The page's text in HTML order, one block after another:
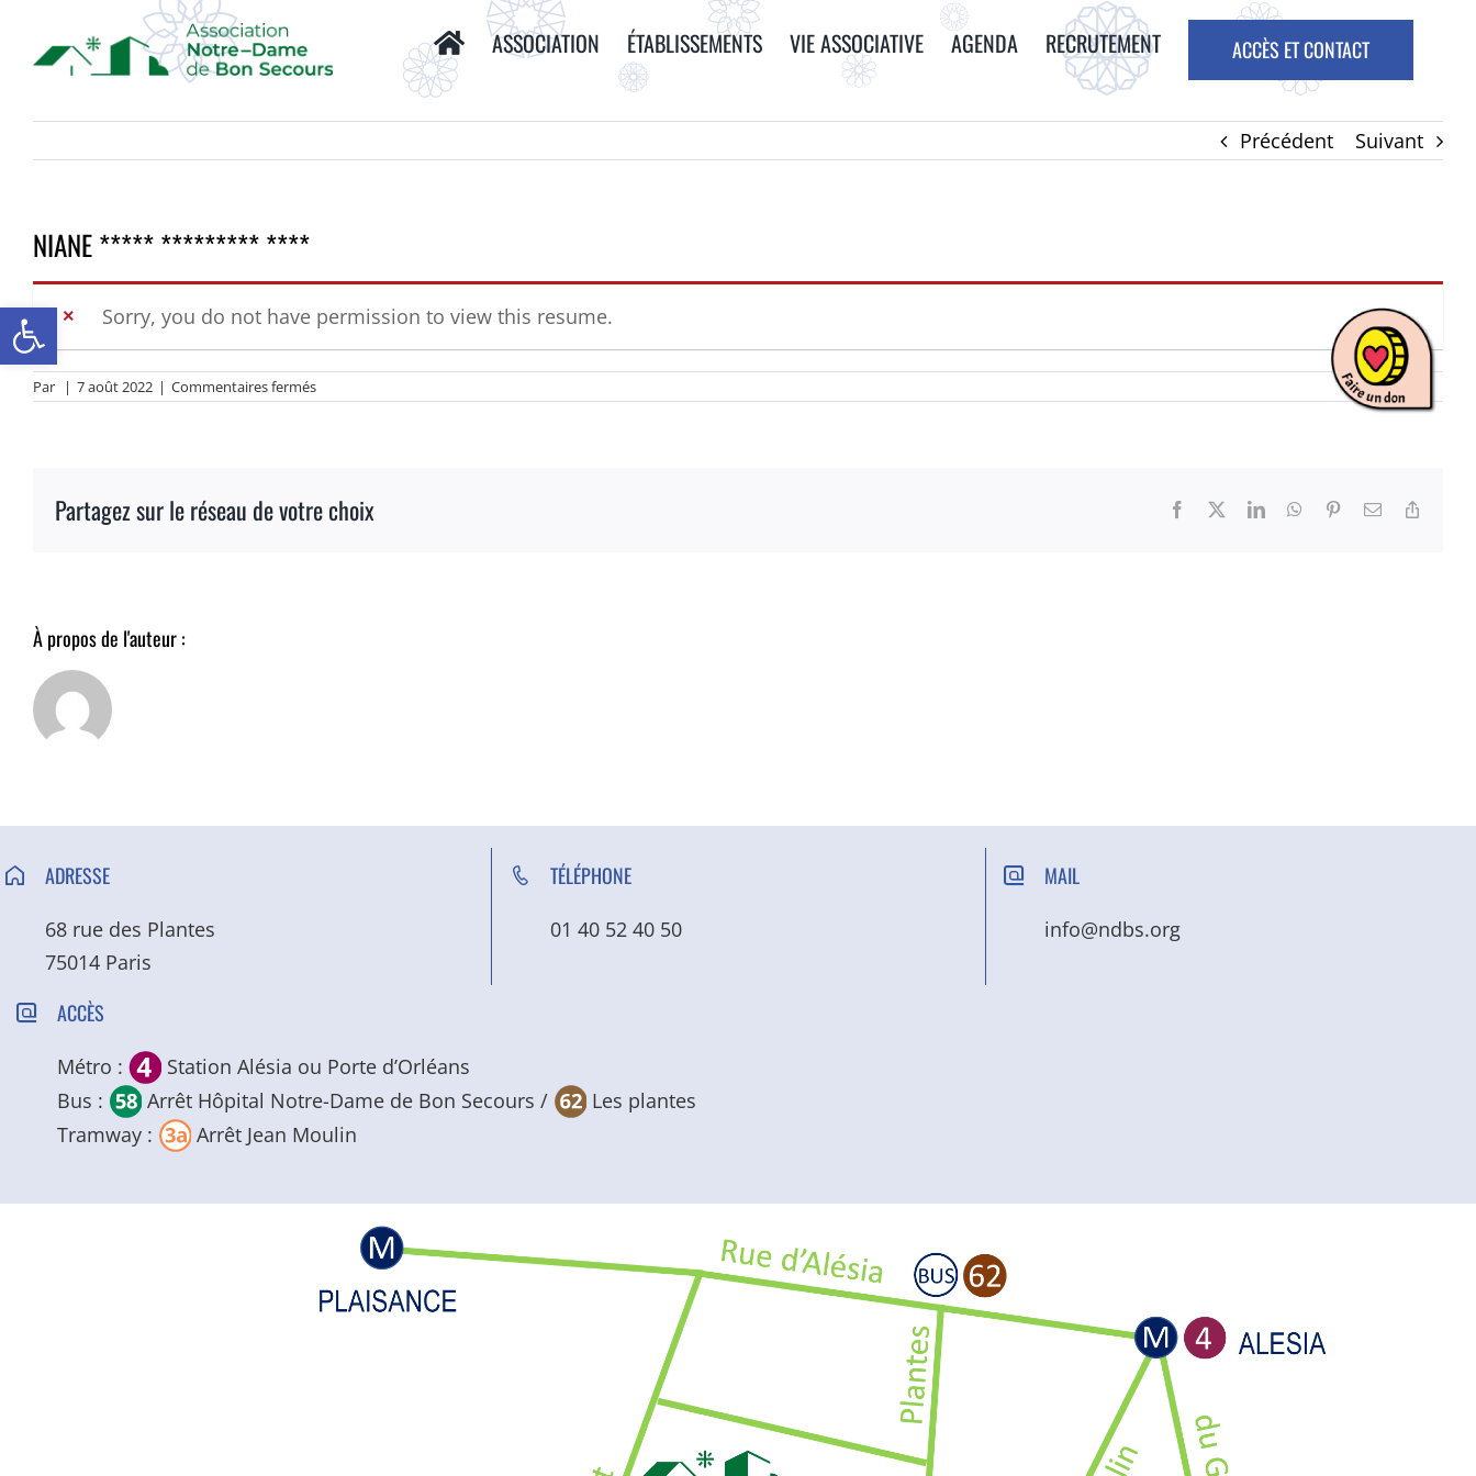
Ouvrir la barre d’outils
contenu
ASSOCIATION ÉTABLISSEMENTS VIE ASSOCIATIVE AGENDA RECRUTEMENT ACCÈS ET CONTACT
Précédent Suivant
NIANE ***** ********* ****
Sorry, you do not have permission to view this resume.
Par | 7 août 2022 | Commentaires ferméssur
NIANE
Partagez sur le réseau de votre choix Facebook LinkedInWhatsApp
PinterestEmail
À propos de l'auteur :
ADRESSE
68 rue des Plantes
75014 Paris
TÉLÉPHONE
01 40 52 40 50
MAIL
info@ndbs.org
ACCÈS
Métro :
Station Alésia ou Porte d’Orléans
Bus :
Arrêt Hôpital Notre-Dame de Bon Secours /
Les plantes
Tramway :
Arrêt Jean Moulin